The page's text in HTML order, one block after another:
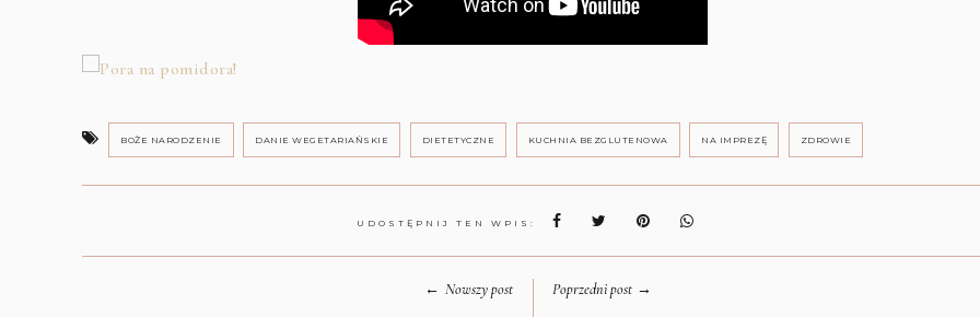
BOŻE NARODZENIE DANIE WEGETARIAŃSKIE DIETETYCZNE KUCHNIA BEZGLUTENOWA NA IMPREZĘ ZDROWIE
UDOSTĘPNIJ TEN WPIS:
← Nowszy post Poprzedni post→